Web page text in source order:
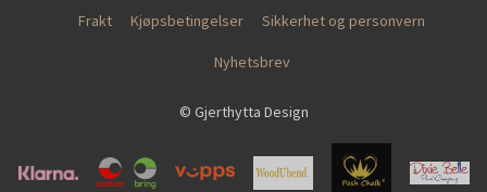
Frakt Kjøpsbetingelser Sikkerhet og personvern
Nyhetsbrev
© Gjerthytta Design